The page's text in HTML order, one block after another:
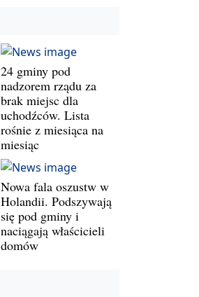
24 gminy pod
nadzorem rządu za
brak miejsc dla
uchodźców. Lista
rośnie z miesiąca na
miesiąc
Nowa fala oszustw w
Holandii. Podszywają
się pod gminy i
naciągają właścicieli
domów